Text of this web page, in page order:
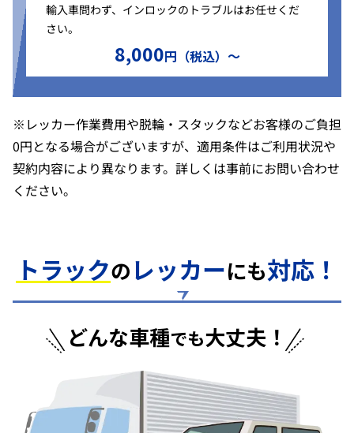
輸入車問わず、インロックのトラブルはお任せくだ
さい。
8,000円（税込）〜
※レッカー作業費用や脱輪・スタックなどお客様のご負担
0円となる場合がございますが、適用条件はご利用状況や
契約内容により異なります。詳しくは事前にお問い合わせ
ください。
トラックのレッカーにも対応！
どんな車種でも大丈夫！